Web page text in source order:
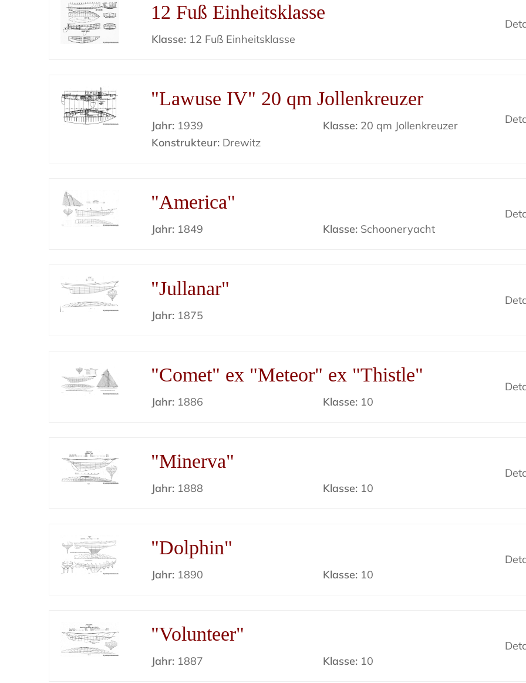
12 Fuß Einheitsklasse
Klasse: 12 Fuß Einheitsklasse
"Lawuse IV" 20 qm Jollenkreuzer
Jahr: 1939 Klasse:20 qm Jollenkreuzer
Konstrukteur: Drewitz
"America"
Jahr: 1849 Klasse:Schooneryacht
"Jullanar"
Jahr: 1875
"Comet" ex "Meteor" ex "Thistle"
Jahr: 1886 Klasse:10
"Minerva"
Jahr: 1888 Klasse:10
"Dolphin"
Jahr: 1890 Klasse:10
"Volunteer"
Jahr: 1887 Klasse:10